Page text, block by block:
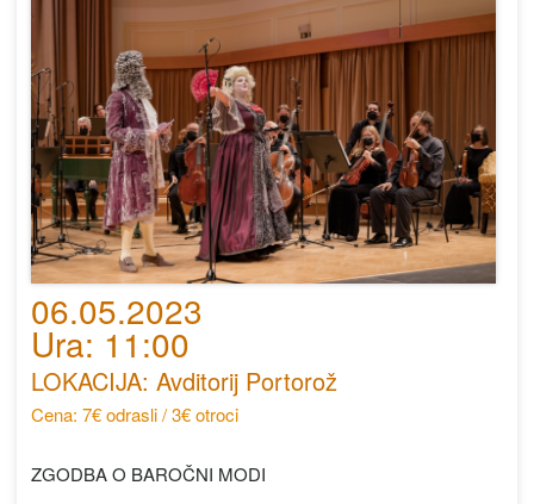
06.05.2023
Ura: 11:00
LOKACIJA: Avditorij Portorož
Cena: 7€ odrasli / 3€ otroci
ZGODBA O BAROČNI MODI